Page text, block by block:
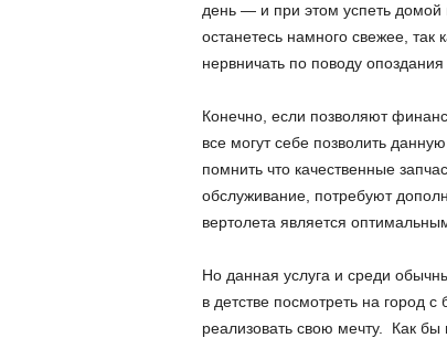
день — и при этом успеть
останетесь намного свежее, так
нервничать по поводу
Конечно, если позволяют
все могут себе позволить
помнить что качественные
обслуживание, потребуют
вертолета является
Но данная услуга и среди
в детстве посмотреть на город
реализовать свою мечту. Как бы